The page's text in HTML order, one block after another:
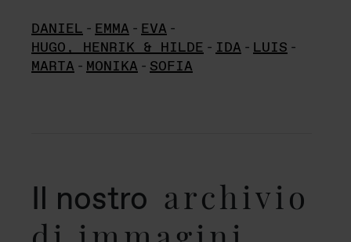
DANIEL - EMMA - EVA -
HUGO, HENRIK & HILDE - IDA - LUIS -
MARTA - MONIKA - SOFIA
Il nostro archivio